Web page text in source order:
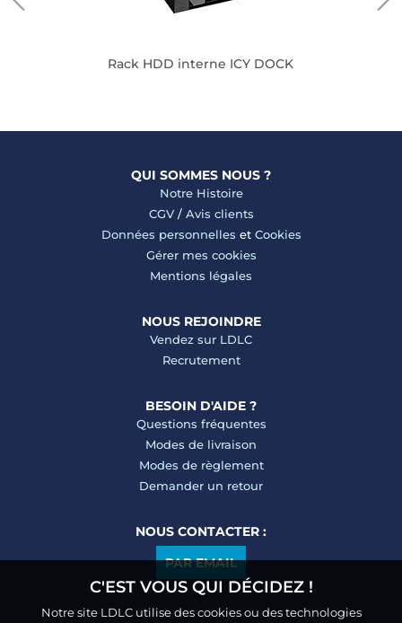
Rack HDD interne ICY DOCK
QUI SOMMES NOUS ?
Notre Histoire
CGV/ Avis clients
Données personnelles et Cookies
Gérer mes cookies
Mentions légales
NOUS REJOINDRE
Vendez sur LDLC
Recrutement
BESOIN D'AIDE ?
Questions fréquentes
Modes de livraison
Modes de règlement
Demander un retour
NOUS CONTACTER :
PAR EMAIL
C'EST VOUS QUI DÉCIDEZ !
Notre site LDLC utilise des cookies ou des technologies